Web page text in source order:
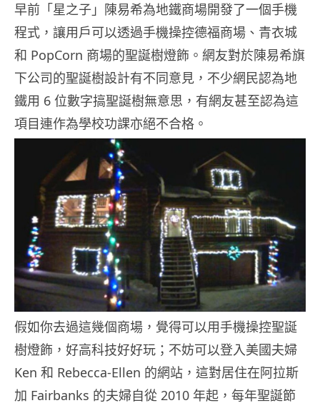
早前「星之子」陳易希為地鐵商場開發了一個手機
程式，讓用戶可以透過手機操控德福商場、青衣城
和 PopCorn 商場的聖誕樹燈飾。網友對於陳易希旗
下公司的聖誕樹設計有不同意見，不少網民認為地
鐵用 6 位數字搞聖誕樹無意思，有網友甚至認為這
項目連作為學校功課亦絕不合格。
假如你去過這幾個商場，覺得可以用手機操控聖誕
樹燈飾，好高科技好好玩；不妨可以登入美國夫婦
Ken 和 Rebecca-Ellen 的網站，這對居住在阿拉斯
加 Fairbanks 的夫婦自從 2010 年起，每年聖誕節